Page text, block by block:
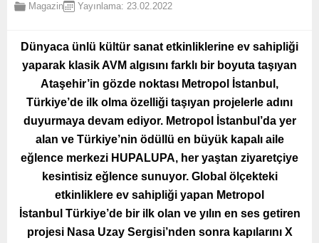
Magazin Yayınlama: 23.02.2022
Dünyaca ünlü kültür sanat etkinliklerine ev sahipliği
yaparak klasik AVM algısını farklı bir boyuta taşıyan
Ataşehir’in gözde noktası Metropol İstanbul,
Türkiye’de ilk olma özelliği taşıyan projelerle adını
duyurmaya devam ediyor. Metropol İstanbul’da yer
alan ve Türkiye’nin ödüllü en büyük kapalı aile
eğlence merkezi HUPALUPA, her yaştan ziyaretçiye
kesintisiz eğlence sunuyor. Global ölçekteki
etkinliklere ev sahipliği yapan Metropol
İstanbul Türkiye’de bir ilk olan ve yılın en ses getiren
projesi Nasa Uzay Sergisi’nden sonra kapılarını X